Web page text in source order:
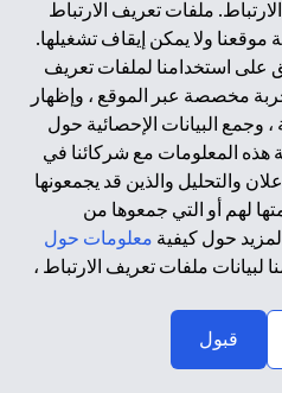
تشير أبحاث شركة ماكينزي (McKinsey) إلى أن السوق الرقمية
دولار سنويًا إلى الناتج المحلي الإجمالي
السنوي للشرق الأوسط بحلول عام 2020 إذا ما تم اتخاذ التدابير
ومؤسسات التمويل
الرقمي.
أدت الأزمة المالية العالمية في عام 2008 وما نتج عنها من
داخل هذا القطاع، ومن هنا
من رحم التعاون المكثف بين
التكنولوجيا المالية على
ملفات تعريف الارتباط
ولا يمكن إيقاف تشغيلها.
على استخدامنا لملفات تعريف
مخصصة عبر الموقع ، وإظهار
وجمع البيانات الإحصائية حول
هذه المعلومات مع شركائنا في
والتحليل والذين قد يجمعونها
لهم أو التي جمعوها من
حول كيفية معلومات حول
لبيانات ملفات تعريف الارتباط ،
قبول